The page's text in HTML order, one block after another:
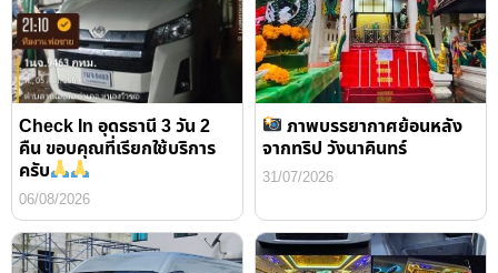
Check In อุดรธานี 3 วัน 2
คืน ขอบคุณที่เรียกใช้บริการ
ครับ
06/08/2026
ภาพบรรยากาศย้อนหลัง
จากทริป วังนาคินทร์
31/07/2026